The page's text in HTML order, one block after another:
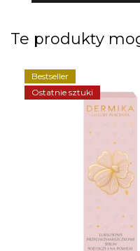
Te produkty
Bestseller
Ostatnie sztuki